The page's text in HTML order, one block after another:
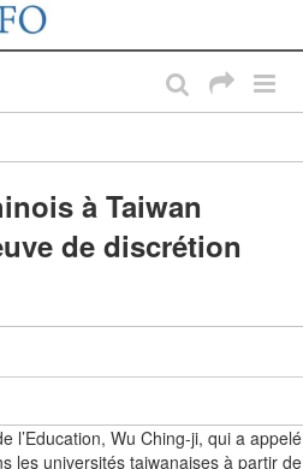
à Taiwan
de discrétion